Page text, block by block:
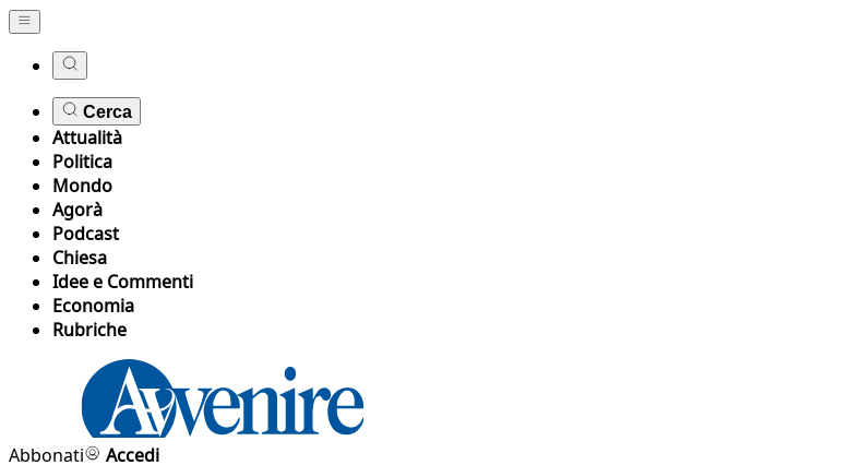
Cerca
Attualità
Politica
Mondo
Agorà
Podcast
Chiesa
Idee e Commenti
Economia
Rubriche
Abbonati
Accedi